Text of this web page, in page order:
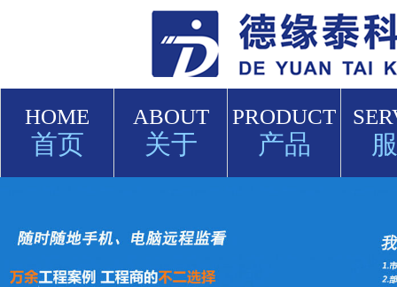
HOME
首页
ABOUT
关于
PRODUCT
产品